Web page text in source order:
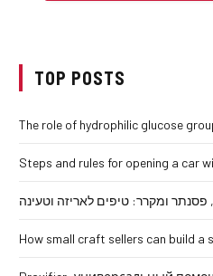
TOP POSTS
The role of hydrophilic glucose
Steps and rules for opening a car
ומקרר: טיפים לאריזה וטעינה
How small craft sellers can build a